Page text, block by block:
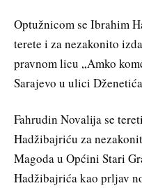
Optužnicom se Ibrahim
terete i za nezakonito
pravnom licu „Amko
Sarajevo u ulici
Fahrudin Novalija se
Hadžibajriću za
Magoda u Općini Stari
Hadžibajrića kao prljav